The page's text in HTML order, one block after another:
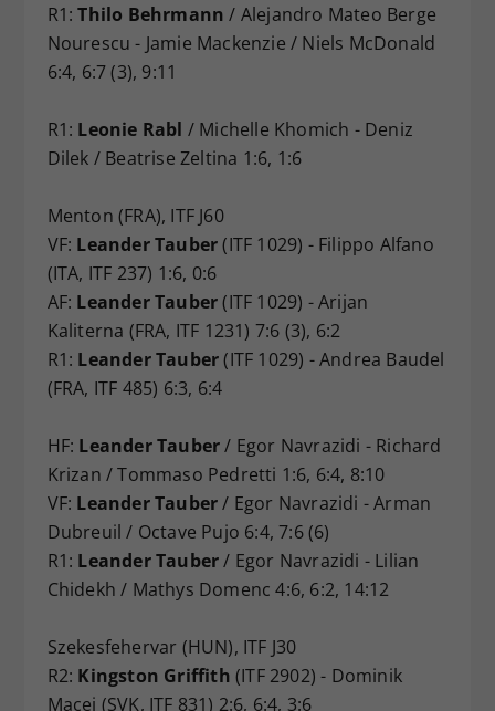
R1:Thilo Behrmann / Alejandro Mateo Berge
Nourescu - Jamie Mackenzie / Niels McDonald
6:4, 6:7 (3), 9:11
R1: Leonie Rabl / Michelle Khomich - Deniz
Dilek / Beatrise Zeltina 1:6, 1:6
Menton (FRA), ITF J60
VF: Leander Tauber(ITF 1029) - Filippo Alfano
(ITA, ITF 237) 1:6, 0:6
AF: Leander Tauber(ITF 1029) - Arijan
Kaliterna (FRA, ITF 1231) 7:6 (3), 6:2
R1: Leander Tauber(ITF 1029) - Andrea Baudel
(FRA, ITF 485) 6:3, 6:4
HF: Leander Tauber/ Egor Navrazidi - Richard
Krizan / Tommaso Pedretti 1:6, 6:4, 8:10
VF: Leander Tauber/ Egor Navrazidi - Arman
Dubreuil / Octave Pujo 6:4, 7:6 (6)
R1: Leander Tauber/ Egor Navrazidi - Lilian
Chidekh / Mathys Domenc 4:6, 6:2, 14:12
Szekesfehervar (HUN), ITF J30
R2: Kingston Griffith (ITF 2902) - Dominik
Macej (SVK, ITF 831) 2:6, 6:4, 3:6